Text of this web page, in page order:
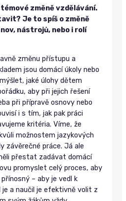
změně vzdělávání.
Je to spíš o změně
nástrojů, nebo i rolí
změnu přístupu a
jsou domácí úkoly nebo
jaké úlohy dětem
aby při jejich řešení
při přípravě osnovy nebo
i s tím, jak pak práci
kritéria. Víme, že
možnostem jazykových
závěrečné práce. Já ale
přestat zadávat domácí
promyslet celý proces, aby
– aby je vedl k
a naučil je efektivně volit z